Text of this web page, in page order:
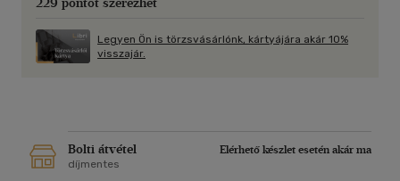
229 pontot szerezhet
Legyen Ön is törzsvásárlónk, kártyájára akár 10%
visszajár.
Bolti átvétel
Elérhető készlet esetén akár ma
díjmentes